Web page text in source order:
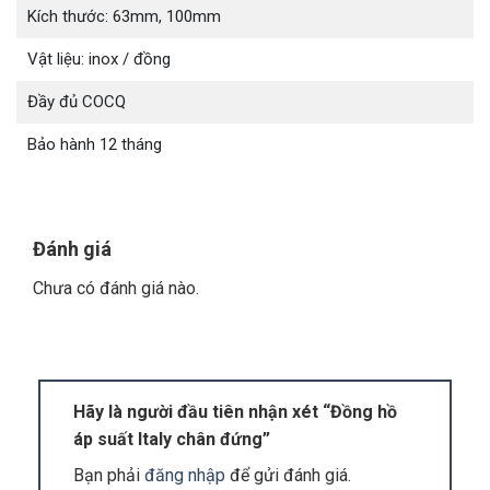
chuộng sử dụng bởi đông đảo người dùng trên
toàn thế giới.
2. Áp kế Italy chân đứng sử dụng kết nối
Kích thước: 63mm, 100mm
Vật liệu: inox / đồng
Đầy đủ COCQ
Bảo hành 12 tháng
Đánh giá
Chưa có đánh giá nào.
Hãy là người đầu tiên nhận xét “Đồng hồ
áp suất Italy chân đứng”
Bạn phải đăng nhập để gửi đánh giá.